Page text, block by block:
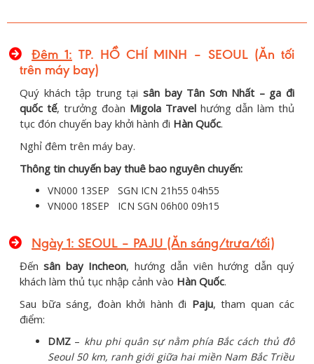
Đêm 1: TP. HỒ CHÍ MINH – SEOUL (Ăn tối
trên máy bay)
Quý khách tập trung tại sân bay Tân Sơn Nhất – ga đi
quốc tế, trưởng đoàn Migola Travel hướng dẫn làm thủ
tục đón chuyến bay khởi hành đi Hàn Quốc.
Nghỉ đêm trên máy bay.
Thông tin chuyến bay thuê bao nguyên chuyến:
VN000 13SEP SGN ICN 21h55 04h55
VN000 18SEP ICN SGN 06h00 09h15
Ngày 1: SEOUL – PAJU (Ăn sáng/trưa/tối)
Đếnsân bay Incheon, hướng dẫn viên hướng dẫn quý
khách làm thủ tục nhập cảnh vào Hàn Quốc.
Sau bữa sáng, đoàn khởi hành đi Paju, tham quan các
điểm:
DMZ – khu phi quân sự nằm phía Bắc cách thủ đô
Seoul 50 km, ranh giới giữa hai miền Nam Bắc Triều